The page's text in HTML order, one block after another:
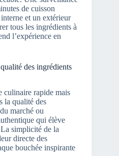
de cuisson
et un extérieur
tous les ingrédients à
l’expérience en
des ingrédients
culinaire rapide mais
la qualité des
marché ou
qui élève
simplicité de la
directe des
bouchée inspirante